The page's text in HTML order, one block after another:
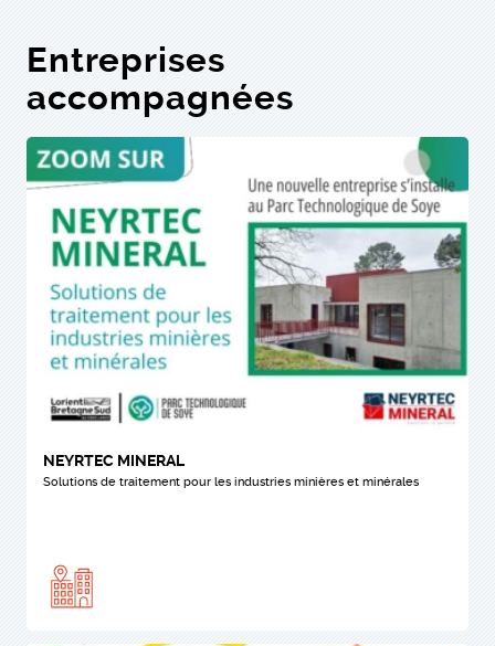
Entreprises
accompagnées
NEYRTEC MINERAL
Solutions de traitement pour les industries minières et minérales